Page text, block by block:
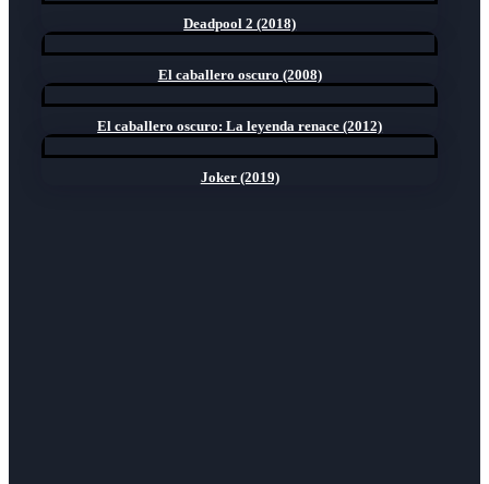
Deadpool 2 (2018)
El caballero oscuro (2008)
El caballero oscuro: La leyenda renace (2012)
Joker (2019)